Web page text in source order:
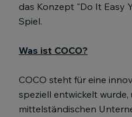
das Konzept "Do It Easy
Spiel.
Was ist COCO?
COCO steht für eine
speziell entwickelt wurde,
mittelständischen